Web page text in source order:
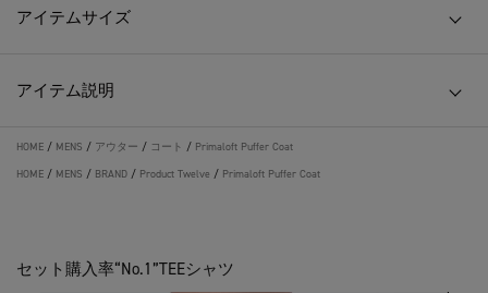
アイテムサイズ
アイテム説明
HOME / MENS / アウター / コート / Primaloft Puffer Coat
HOME / MENS / BRAND / Product Twelve / Primaloft Puffer Coat
セット購入率“No.1”TEEシャツ